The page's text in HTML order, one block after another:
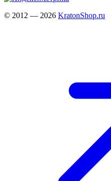
© 2012 — 2026 KratonShop.ru